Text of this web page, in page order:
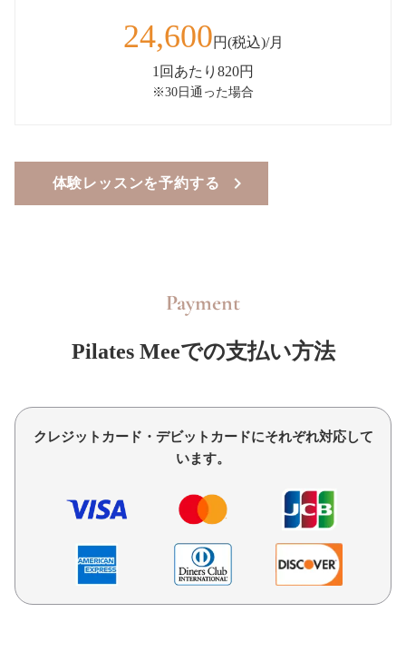
24,600円(税込)/月
1回あたり820円
※30日通った場合
体験レッスンを予約する
Payment
Pilates Meeでの支払い方法
クレジットカード・デビットカードにそれぞれ対応して
います。